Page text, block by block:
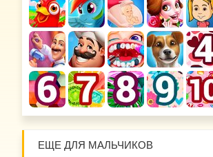
ЕЩЕ ДЛЯ МАЛЬЧИКОВ